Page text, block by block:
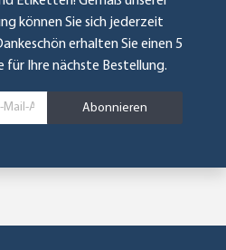
können Sie sich jederzeit
erhalten Sie einen 5
Ihre nächste Bestellung.
Abonnieren